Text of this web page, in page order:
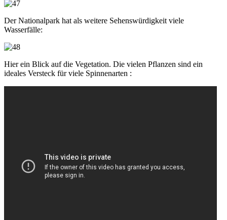
Der Nationalpark hat als weitere Sehenswürdigkeit viele
Wasserfälle:
Hier ein Blick auf die Vegetation. Die vielen Pflanzen sind ein
ideales Versteck für viele Spinnenarten :